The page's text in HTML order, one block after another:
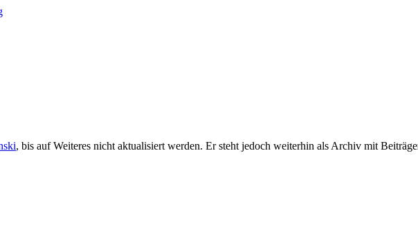
, bis auf Weiteres nicht aktualisiert werden. Er steht jedoch weiterhin als Archiv mit